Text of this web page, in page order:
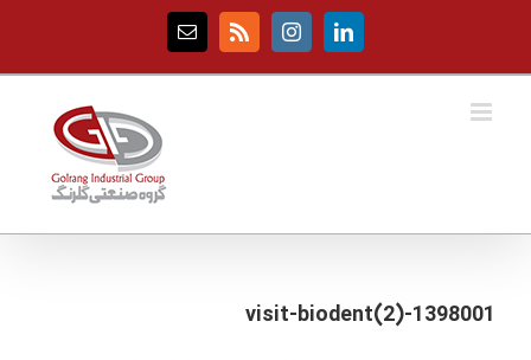
LinkedIn
Instagram
Rss
Email
1398001-visit-biodent(2)